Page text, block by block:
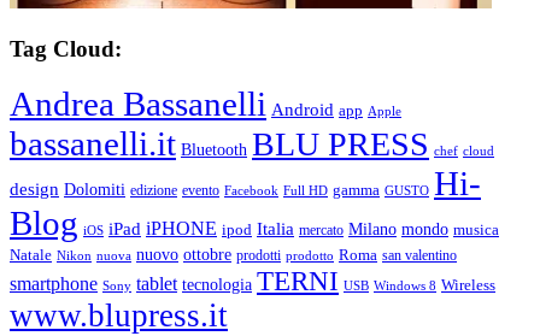
Tag Cloud:
Andrea Bassanelli Android app Apple
bassanelli.it Bluetooth BLU PRESS chef cloud
design Dolomiti edizione evento Facebook Full HD gamma GUSTO Hi-
Blog iOS iPad iPHONE ipod Italia mercato Milano mondo musica
Natale Nikon nuova nuovo ottobre prodotti prodotto Roma san valentino
smartphone Sony tablet tecnologia TERNI USB Windows 8 Wireless
www.blupress.it